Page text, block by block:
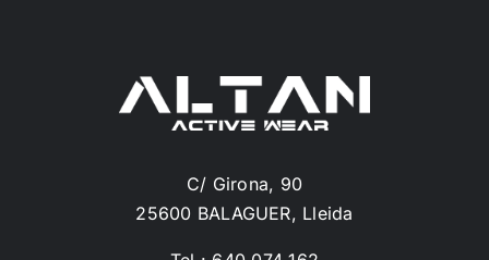
C/ Girona, 90
25600 BALAGUER, Lleida